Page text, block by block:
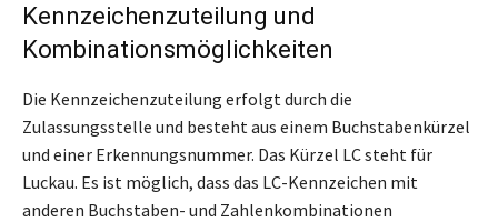
Kennzeichenzuteilung und
Kombinationsmöglichkeiten
Die Kennzeichenzuteilung erfolgt durch die
Zulassungsstelle und besteht aus einem Buchstabenkürzel
und einer Erkennungsnummer. Das Kürzel LC steht für
Luckau. Es ist möglich, dass das LC-Kennzeichen mit
anderen Buchstaben- und Zahlenkombinationen